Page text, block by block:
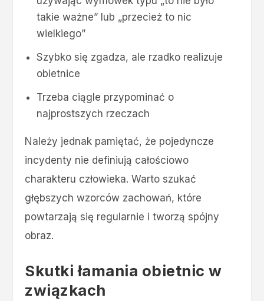
takie ważne” lub „przecież to nic
wielkiego”
Szybko się zgadza, ale rzadko realizuje
obietnice
Trzeba ciągle przypominać o
najprostszych rzeczach
Należy jednak pamiętać, że pojedyncze
incydenty nie definiują całościowo
charakteru człowieka. Warto szukać
głębszych wzorców zachowań, które
powtarzają się regularnie i tworzą spójny
obraz.
Skutki łamania obietnic w
związkach